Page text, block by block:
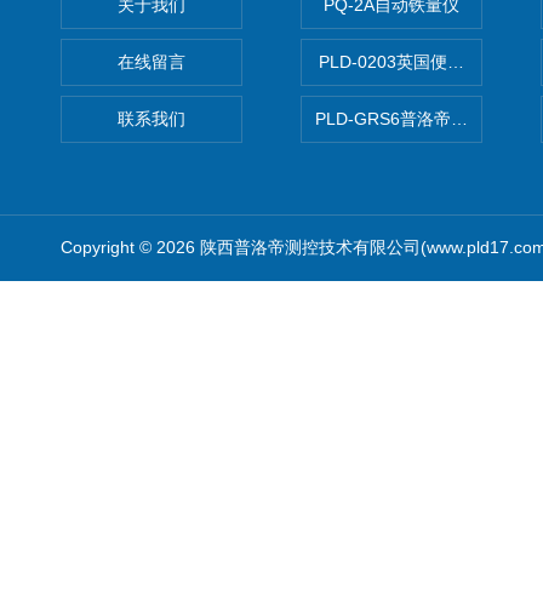
关于我们
在线留言
联系我们
PQ-2A自动铁量仪
PLD-0203英国便携式油品颗
PLD-GRS6普洛帝全自动微量
Copyright © 2026 陕西普洛帝测控技术有限公司